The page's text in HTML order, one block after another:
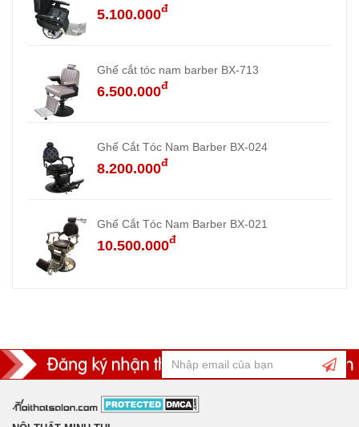
5.100.000đ
Ghế cắt tóc nam barber BX-713
6.500.000đ
Ghế Cắt Tóc Nam Barber BX-024
8.200.000đ
Ghế Cắt Tóc Nam Barber BX-021
10.500.000đ